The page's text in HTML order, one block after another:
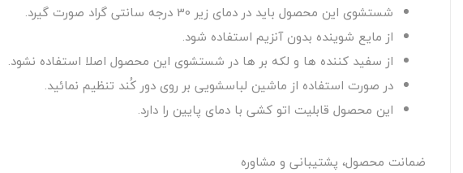
شستشوی این محصول باید در دمای زیر 30 درجه سانتی گراد صورت گیرد.
از مایع شوینده بدون آنزیم استفاده شود.
از سفید کننده ها و لکه بر ها در شستشوی این محصول اصلا استفاده نشود.
در صورت استفاده از ماشین لباسشویی بر روی دور کُند تنظیم نمائید.
این محصول قابلیت اتو کشی با دمای پایین را دارد.
ضمانت محصول، پشتیبانی و مشاوره